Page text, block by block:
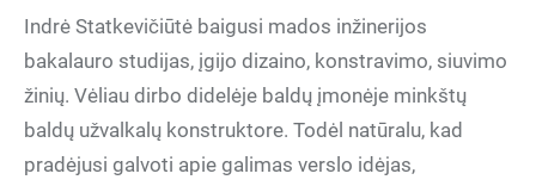
Indrė Statkevičiūtė baigusi mados inžinerijos
bakalauro studijas, įgijo dizaino, konstravimo, siuvimo
žinių. Vėliau dirbo didelėje baldų įmonėje minkštų
baldų užvalkalų konstruktore. Todėl natūralu, kad
pradėjusi galvoti apie galimas verslo idėjas,